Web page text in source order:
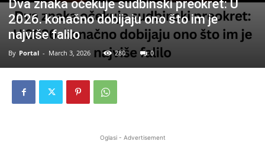
Dva znaka očekuje sudbinski preokret: U
2026. konačno dobijaju ono što im je
najviše falilo
By Portal - March 3, 2026 280 0
Oglasi - Advertisement